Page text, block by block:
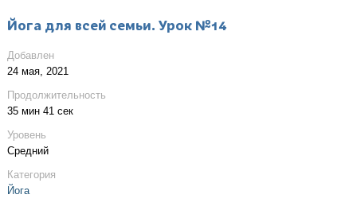
Йога для всей семьи. Урок №14
Добавлен
24 мая, 2021
Продолжительность
35 мин 41 сек
Уровень
Средний
Категория
Йога